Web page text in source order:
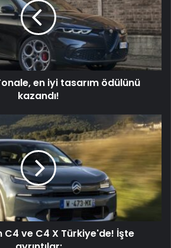
en iyi tasarım ödülünü
kazandı!
C4 ve C4 X Türkiye'de! İşte